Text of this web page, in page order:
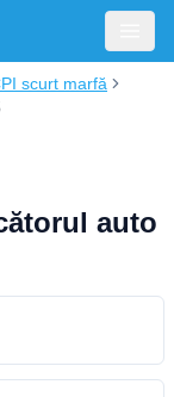
scurt marfă
auto